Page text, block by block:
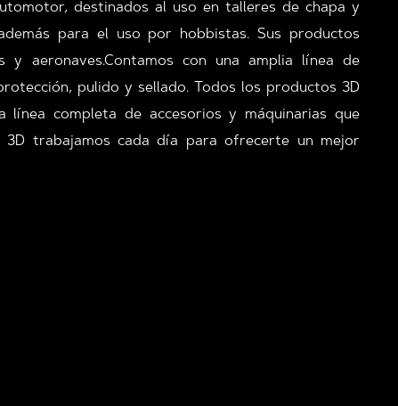
destinados al uso en talleres de chapa y
para el uso por hobbistas. Sus productos
y aeronaves.Contamos con una amplia línea de
pulido y sellado. Todos los productos 3D
completa de accesorios y máquinarias que
trabajamos cada día para ofrecerte un mejor